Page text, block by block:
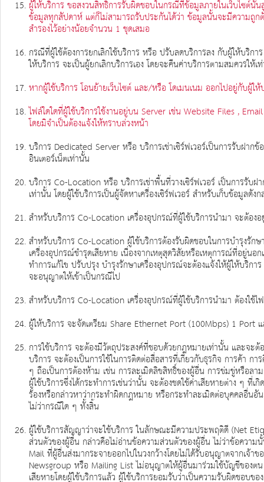
ผู้ให้บริการ ขอสงวนสิทธิการรับผิดชอบในกรณีที่ข้อมูลภายในเว็บไซต์นั้
ข้อมูลทุกสัปดาห์ แต่ก็ไม่สามารถรับประกันได้ว่า ข้อมูลนั้นจะมีความถู
สำรองไว้อย่างน้อยจำนวน 1 ชุดเสมอ
กรณีที่ผู้ใช้ต้องการยกเลิกใช้บริการ หรือ ปรับลดบริการลง กับผู้ให้บริ
ให้บริการ จะเป็นผู้ยกเลิกบริการเอง โดยจะคืนค่าบริการตามสมควรให้เ
หากผู้ใช้บริการ โอนย้ายเว็บไซต์ และ/หรือ โดเมนเนม ออกไปอยู่กับผู้
ไฟล์ใดใดที่ผู้ใช้บริการใช้งานอยู่บน Server เช่น Website Files ,
โดยมิจำเป็นต้องแจ้งให้ทราบล่วงหน้า
บริการ Dedicated Server หรือ บริการเช่าเซิร์ฟเวอร์เป็นการรับฝาก
อินเตอร์เน็ตเท่านั้น
บริการ Co-Location หรือ บริการเช่าพื้นที่วางเซิร์ฟเวอร์ เป็นการรับ
เท่านั้น โดยผู้ใช้บริการเป็นผู้จัดหาเครื่องเซิร์ฟเวอร์ สำหรับเก็บข้อมูลดัง
สำหรับบริการ Co-Location เครื่องอุปกรณ์ที่ผู้ใช้บริการนำมา จะต้อ
สำหรับบริการ Co-Location ผู้ใช้บริการต้องรับผิดชอบในการบำรุงรัก
เครื่องอุปกรณ์ชำรุดเสียหาย เนื่องจากเหตุสุดวิสัยหรือเหตุการณ์ที่อยู่น
ทำการแก้ไข ปรับปรุง บำรุงรักษาเครื่องอุปกรณ์จะต้องแจ้งให้ผู้ให้บริก
จะอนุญาตให้เข้าเป็นกรณีไป
สำหรับบริการ Co-Location เครื่องอุปกรณ์ที่ผู้ใช้บริการนำมา ต้องใช้ไ
ผู้ให้บริการ จะจัดเตรียม Share Ethernet Port (100Mbps) 1
การใช้บริการ จะต้องมีวัตถุประสงค์ที่ชอบด้วยกฎหมายเท่านั้น และจะ
บริการ จะต้องเป็นการใช้ในการติดต่อสื่อสารที่เกี่ยวกับธุรกิจ การค้า
ๆ ถือเป็นการต้องห้าม เช่น การละเมิดลิขสิทธิ์ของผู้อื่น การข่มขู่หรือล
ผู้ใช้บริการซึ่งได้กระทำการเช่นว่านั้น จะต้องชดใช้ค่าเสียหายต่าง ๆ
ร้องหรือกล่าวหาว่ากระทำผิดกฎหมาย หรือกระทำละเมิดต่อบุคคลอื่นอั
ไม่ว่ากรณีใด ๆ ทั้งสิ้น
ผู้ใช้บริการสัญญาว่าจะใช้บริการ ในลักษณะมีความประพฤติดี (Net
ส่วนตัวของผู้อื่น กล่าวคือไม่อ่านข้อความส่วนตัวของผู้อื่น ไม่ว่าข้อควา
Mail ที่ผู้อื่นส่งมากระจายออกไปในวงกว้างโดยไม่ได้รับอนุญาตจากเจ้
Newsgroup หรือ Mailing List ไม่อนุญาตให้ผู้อื่นมาร่วมใช้บัญชีของต
เสียหายโดยผู้ใช้บริการแล้ว ผู้ใช้บริการยอมรับว่าเป็นความรับผิดชอบ